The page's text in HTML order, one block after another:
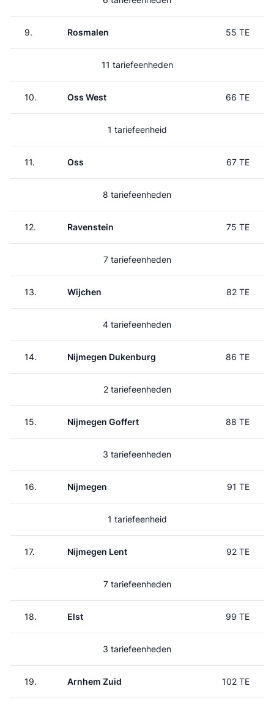
9. Rosmalen 55 TE
11 tariefeenheden
10. Oss West 66 TE
1 tariefeenheid
11. Oss 67 TE
8 tariefeenheden
12. Ravenstein 75 TE
7 tariefeenheden
13. Wijchen 82 TE
4 tariefeenheden
14. Nijmegen Dukenburg 86 TE
2 tariefeenheden
15. Nijmegen Goffert 88 TE
3 tariefeenheden
16. Nijmegen 91 TE
1 tariefeenheid
17. Nijmegen Lent 92 TE
7 tariefeenheden
18. Elst 99 TE
3 tariefeenheden
19. Arnhem Zuid 102 TE